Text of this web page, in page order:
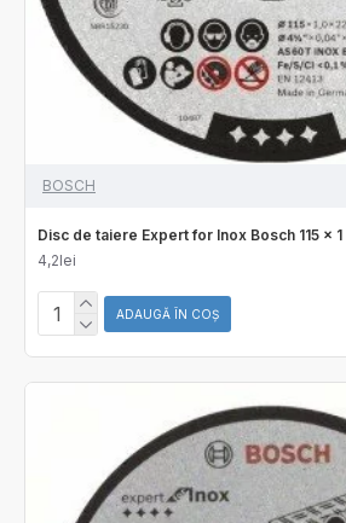
BOSCH
Disc de taiere Expert for Inox Bosch 115 x 1
4,2lei
ADAUGĂ ÎN COŞ